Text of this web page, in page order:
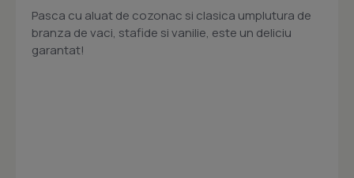
Pasca cu aluat de cozonac si clasica umplutura de
branza de vaci, stafide si vanilie, este un deliciu
garantat!